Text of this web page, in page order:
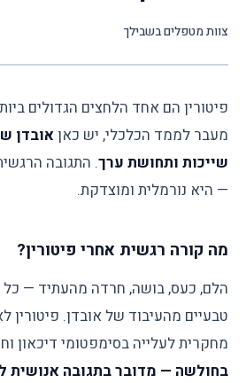
צוות מטפלים בשבילך
פיטורין הם אחד הלחצים הגדולים
מעבר לממד הכלכלי, יש כאןאובדן
שייכות ותחושת ערך. התגובה
— היא נורמלית ומוצדקת.
מה קורה רגשית אחרי פיטורין?
הלם, כעס, בושה, חרדה מהעתיד — כל
טבעיים מהעיבוד של אובדן. פיטורין
מחקרית לעלייה בסימפטומי דיכאון
בחולשה — מדובר בתגובה אנושית